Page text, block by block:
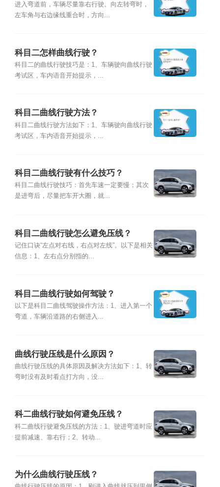
进入弯道前，车辆尽量靠右行驶。向左转弯时，
左车角与右边缘线重合时，方向...
科目二怎样曲线行驶？
科目二的曲线行驶技巧是：1、车辆驶向曲线行驶
考试区，车内语音开始提示，...
科目二曲线行驶方法？
科目二曲线行驶方法如下：1、车辆驶向曲线行驶
考试区，车内语音开始提示，...
科目二曲线行驶有什么技巧？
科目二曲线行驶技巧：首先车速一定要慢；其次
是进弯后，尽量把车开大圈，就...
科目二曲线行驶怎么避免压线？
记住口诀“左点对右线，右点对左线”。以下是相关
信息：1、左右点分别指的...
科目二曲线行驶如何驾驶？
以下是科目二曲线驾驶操作方法：1、进入第一个
弯道，车辆沿道路的右侧进入...
曲线行驶压线是什么原因？
曲线行驶压线的具体原因及解决方法如下：1、转
弯时没有及时看点打方向，没...
科二曲线行驶如何避免压线？
科二曲线行驶避免压线的方法：1、驶进弯道时应
提前减速、靠右行；2、转动...
为什么曲线行驶压线？